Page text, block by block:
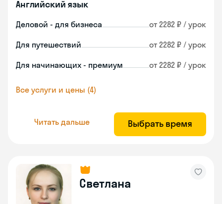
Английский язык
Деловой - для бизнеса от 2282 ₽ / урок
Для путешествий от 2282 ₽ / урок
Для начинающих - премиум от 2282 ₽ / урок
Все услуги и цены (4)
Читать дальше Выбрать время
Светлана